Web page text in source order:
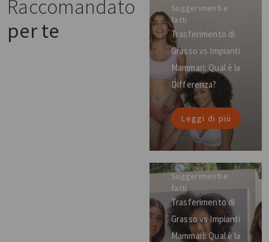
Raccomandato
per te
Suggerimenti e
fatti
Trasferimento di
Grasso vs Impianti
Mammari: Qual è la
Differenza?
Leggi di più
Suggerimenti e
fatti
Trasferimento di
Grasso vs Impianti
Mammari: Qual è la